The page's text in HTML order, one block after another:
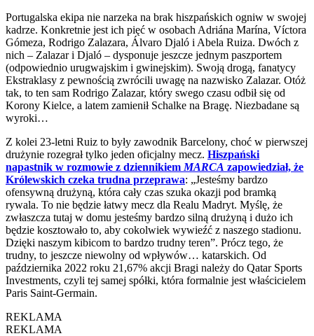
Portugalska ekipa nie narzeka na brak hiszpańskich ogniw w swojej
kadrze. Konkretnie jest ich pięć w osobach Adriána Marína, Víctora
Gómeza, Rodrigo Zalazara, Álvaro Djaló i Abela Ruiza. Dwóch z
nich – Zalazar i Djaló – dysponuje jeszcze jednym paszportem
(odpowiednio urugwajskim i gwinejskim). Swoją drogą, fanatycy
Ekstraklasy z pewnością zwrócili uwagę na nazwisko Zalazar. Otóż
tak, to ten sam Rodrigo Zalazar, który swego czasu odbił się od
Korony Kielce, a latem zamienił Schalke na Bragę. Niezbadane są
wyroki…
Z kolei 23-letni Ruiz to były zawodnik Barcelony, choć w pierwszej
drużynie rozegrał tylko jeden oficjalny mecz. Hiszpański
napastnik w rozmowie z dziennikiem MARCA zapowiedział, że
Królewskich czeka trudna przeprawa: „Jesteśmy bardzo
ofensywną drużyną, która cały czas szuka okazji pod bramką
rywala. To nie będzie łatwy mecz dla Realu Madryt. Myślę, że
zwłaszcza tutaj w domu jesteśmy bardzo silną drużyną i dużo ich
będzie kosztowało to, aby cokolwiek wywieźć z naszego stadionu.
Dzięki naszym kibicom to bardzo trudny teren”. Prócz tego, że
trudny, to jeszcze niewolny od wpływów… katarskich. Od
października 2022 roku 21,67% akcji Bragi należy do Qatar Sports
Investments, czyli tej samej spółki, która formalnie jest właścicielem
Paris Saint-Germain.
REKLAMA
REKLAMA